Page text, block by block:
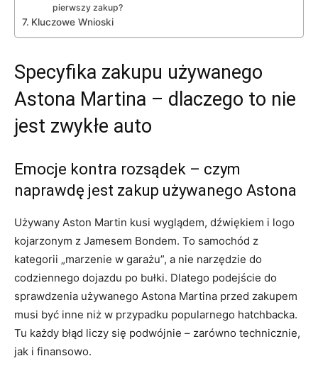
pierwszy zakup?
Kluczowe Wnioski
Specyfika zakupu używanego
Astona Martina – dlaczego to nie
jest zwykłe auto
Emocje kontra rozsądek – czym
naprawdę jest zakup używanego Astona
Używany Aston Martin kusi wyglądem, dźwiękiem i logo
kojarzonym z Jamesem Bondem. To samochód z
kategorii „marzenie w garażu”, a nie narzędzie do
codziennego dojazdu po bułki. Dlatego podejście do
sprawdzenia używanego Astona Martina przed zakupem
musi być inne niż w przypadku popularnego hatchbacka.
Tu każdy błąd liczy się podwójnie – zarówno technicznie,
jak i finansowo.